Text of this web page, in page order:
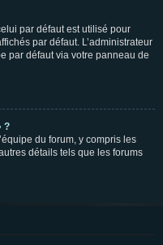
par défaut est utilisé pour
par défaut. L’administrateur
par défaut via votre panneau de
?
du forum, y compris les
détails tels que les forums